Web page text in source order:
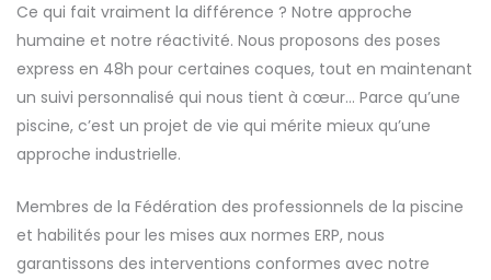
Ce qui fait vraiment la différence ? Notre approche
humaine et notre réactivité. Nous proposons des poses
express en 48h pour certaines coques, tout en maintenant
un suivi personnalisé qui nous tient à cœur… Parce qu’une
piscine, c’est un projet de vie qui mérite mieux qu’une
approche industrielle.
Membres de la Fédération des professionnels de la piscine
et habilités pour les mises aux normes ERP, nous
garantissons des interventions conformes avec notre